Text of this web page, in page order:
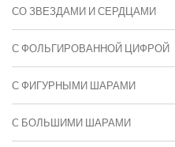
СО ЗВЕЗДАМИ И СЕРДЦАМИ
С ФОЛЬГИРОВАННОЙ ЦИФРОЙ
С ФИГУРНЫМИ ШАРАМИ
C БОЛЬШИМИ ШАРАМИ